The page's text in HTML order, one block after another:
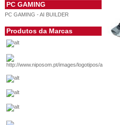
PC GAMING
PC GAMING - AI BUILDER
Produtos da Marcas